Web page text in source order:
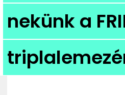
nekünk a